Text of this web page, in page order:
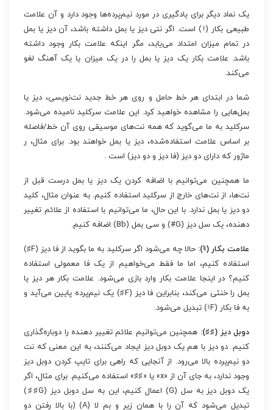
یک نماد دیگر برای یادگیری در مورد نیم‌پرده‌ها وجود دارد و آن علامت
طبیعی بکار (♮) است. اگر نتی دیز یا بمل داشته باشد، آن دیز یا بمل
در تمام میزان امتداد می‌یابد، مگر اینکه علامت بکار وجود داشته
باشد. علامت بکار یک دیز یا بمل را در یک میزان یا یک آهنگ لغو
می‌کند.
شما در ابتدای هر خط حامل و روی هر خط جدید نت‌نویسی، دیز یا
بمل‌هایی را مشاهده خواهید کرد. این علامت سرکلید نامیده می‌شود.
سرکلید به ما می‌گوید که همه نت‌های موسیقی روی آن خط/فاصله
بر اساس علامت استفاده‌شده، دیز یا بمل خواهند بود. برای مثال، ر
ماژور که دارای دو دیز (فا دیز و دو دیز) است .
ما همچنین می‌توانیم با اضافه کردن یک دیز یا بمل درست قبل از
نت‌ها، از نت‌های خارج از سرکلید استفاده کنیم. به عنوان مثال، کلید
دو دیز یا بمل ندارد. با این حال، ما می‌توانیم با استفاده از علائم تغییر
دهنده، یک سل دیز (G#) و سی بمل (Bb) اضافه کنیم.
علامت بکار (♮):
حالا چه می‌شود اگر سرکلید به ما بگوید از فا دیز (F♯)
استفاده کنیم، اما ما فقط می‌خواهیم از یک فا معمولی استفاده
کنیم؟ در اینجا علامت بکار وارد بازی می‌شود. علامت بکار هر دیز یا
بمل را خنثی می‌کند، بنابراین فا دیز (F♯) یک نیم‌پرده پایین می‌آید و
به فا بکار (F♮) تبدیل می‌شود.
دوبل دیز (♯♯): همچنین می‌توانیم علائم تغییر دهنده را دوباره‌گذاری
کنیم. دو دیز با هم یک دوبل دیز ایجاد می‌کنند، به این معنی که نت
دو نیم‌پرده بالا می‌رود. از آنجایی که راهی برای تایپ کردن دوبل دیز
وجود ندارد، به جای آن از «x» یا «♯♯» استفاده می‌کنیم. برای مثال، اگر
یک دوبل دیز به سل (G) اعمال کنیم، این به سل دوبل دیز (G♯♯)
تبدیل می‌شود که آن را با همان زیر و بمِ لا (A) (با بالا رفتن دو